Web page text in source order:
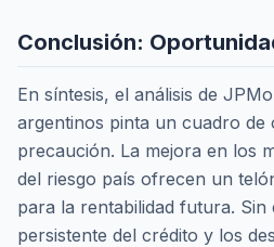
Conclusión:
En síntesis, el análisis de
argentinos pinta un cuadro de
precaución. La mejora en los
del riesgo país ofrecen un
para la rentabilidad futura. Sin
persistente del crédito y los